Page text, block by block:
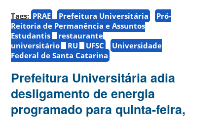
Tags: PRAE Prefeitura Universitária
Pró-
Reitoria de Permanência e Assuntos
Estudantis
restaurante
universitário
RU UFSC
Universidade
Federal de Santa Catarina
Prefeitura Universitária adia
desligamento de energia
programado para quinta-feira,